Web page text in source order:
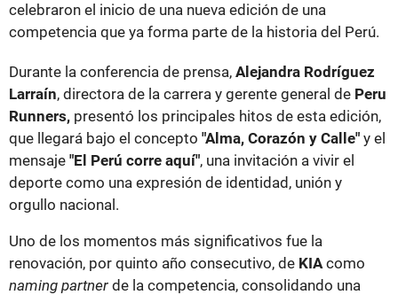
celebraron el inicio de una nueva edición de una
competencia que ya forma parte de la historia del Perú.
Durante la conferencia de prensa, Alejandra Rodríguez
Larraín, directora de la carrera y gerente general de Peru
Runners, presentó los principales hitos de esta edición,
que llegará bajo el concepto "Alma, Corazón y Calle" y el
mensaje "El Perú corre aquí", una invitación a vivir el
deporte como una expresión de identidad, unión y
orgullo nacional.
Uno de los momentos más significativos fue la
renovación, por quinto año consecutivo, de KIAcomo
naming partner de la competencia, consolidando una